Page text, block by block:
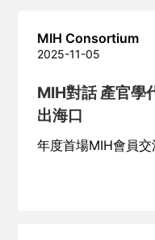
MIH Consortium
2025-11-05
MIH對話 產官學
出海口
年度首場MIH會員